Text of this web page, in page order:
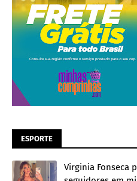
ESPORTE
Virginia Fonseca